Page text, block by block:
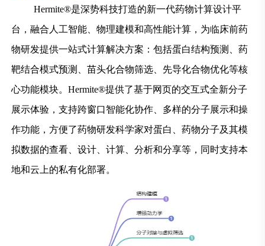
Hermite®是深势科技打造的新一代药物计算设计平
台，融合人工智能、物理建模和高性能计算，为临床前药
物研发提供一站式计算解决方案：包括蛋白结构预测、药
靶结合模式预测、苗头化合物筛选、先导化合物优化等核
心功能模块。Hermite®提供了基于网页的交互式全新分子
展示体验，支持跨窗口智能化协作、多样的分子展示和操
作功能，方便了药物研发科学家对蛋白、药物分子及其模
拟数据的查看、设计、计算、分析和分享等，同时支持本
地和云上的私有化部署。